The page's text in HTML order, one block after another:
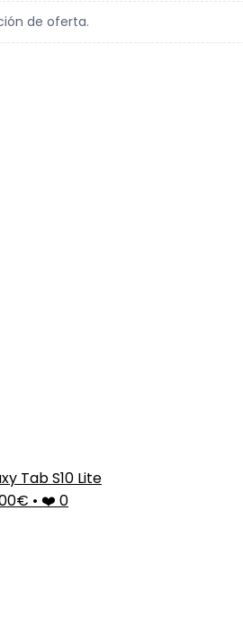
de oferta.
Tab S10 Lite
• ❤️ 0